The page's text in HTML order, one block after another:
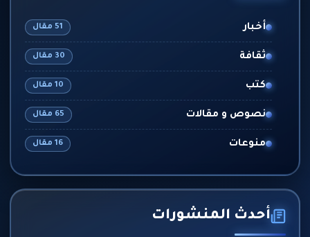
أخبار 51 مقال
ثقافة 30 مقال
كتب 10 مقال
نصوص و مقالات 65 مقال
منوعات 16 مقال
أحدث المنشورات